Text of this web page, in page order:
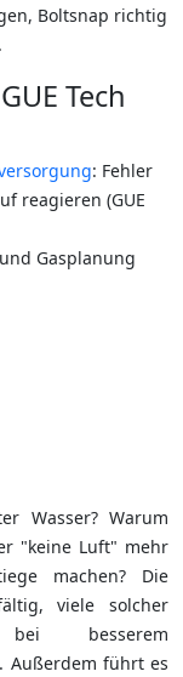
Boltsnap richtig
Tech
: Fehler
reagieren (GUE
Gasplanung
Wasser? Warum
"keine Luft" mehr
machen? Die
viele solcher
besserem
Außerdem führt es